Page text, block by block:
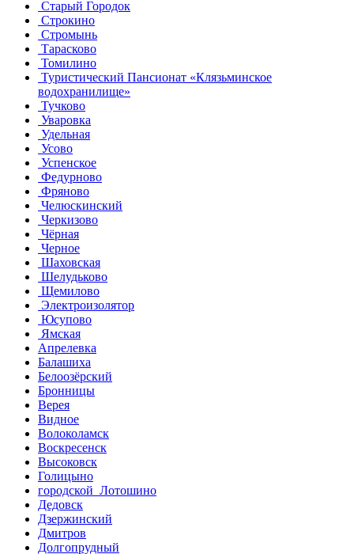
Старый Городок
Строкино
Стромынь
Тарасково
Томилино
Туристический Пансионат «Клязьминское
водохранилище»
Тучково
Уваровка
Удельная
Усово
Успенское
Федурново
Фряново
Челюскинский
Черкизово
Чёрная
Черное
Шаховская
Шелудьково
Щемилово
Электроизолятор
Юсупово
Ямская
Апрелевка
Балашиха
Белоозёрский
Бронницы
Верея
Видное
Волоколамск
Воскресенск
Высоковск
Голицыно
городской Лотошино
Дедовск
Дзержинский
Дмитров
Долгопрудный